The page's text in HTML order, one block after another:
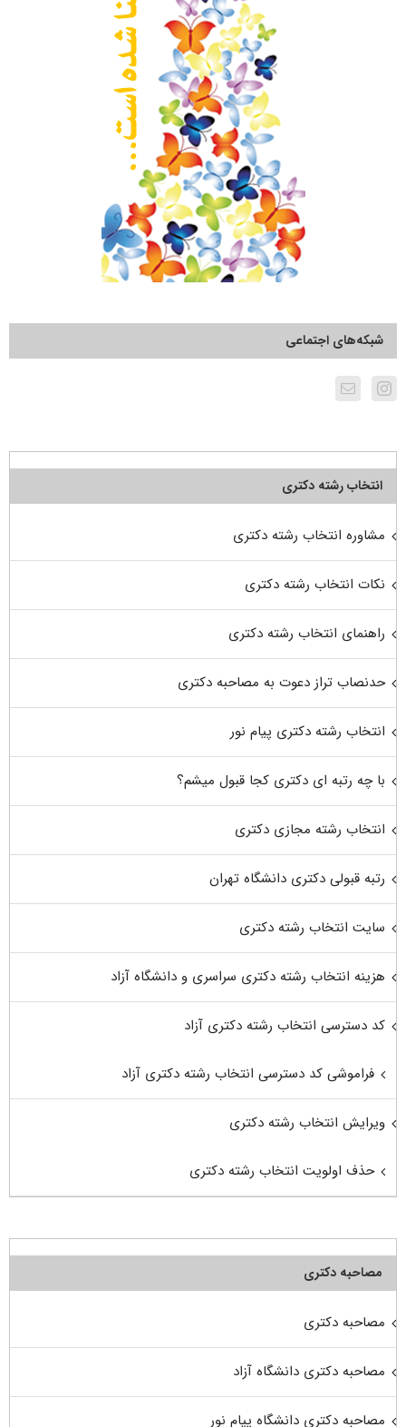
شبکه‌های اجتماعی
انتخاب رشته دکتری
مشاوره انتخاب رشته دکتری
نکات انتخاب رشته دکتری
راهنمای انتخاب رشته دکتری
حدنصاب تراز دعوت به مصاحبه دکتری
انتخاب رشته دکتری پیام نور
با چه رتبه ای دکتری کجا قبول میشم؟
انتخاب رشته مجازی دکتری
رتبه قبولی دکتری دانشگاه تهران
سایت انتخاب رشته دکتری
هزینه انتخاب رشته دکتری سراسری و دانشگاه آزاد
کد دسترسی انتخاب رشته دکتری آزاد
فراموشی کد دسترسی انتخاب رشته دکتری آزاد
ویرایش انتخاب رشته دکتری
حذف اولویت انتخاب رشته دکتری
مصاحبه دکتری
مصاحبه دکتری
مصاحبه دکتری دانشگاه آزاد
مصاحبه دکتری دانشگاه پیام نور